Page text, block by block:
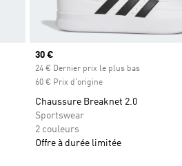
Prix actuel
30 €
24 € Dernier prix le plus bas
60 € Prix d'origine
Chaussure Breaknet 2.0
Sportswear
2 couleurs
Offre à durée limitée